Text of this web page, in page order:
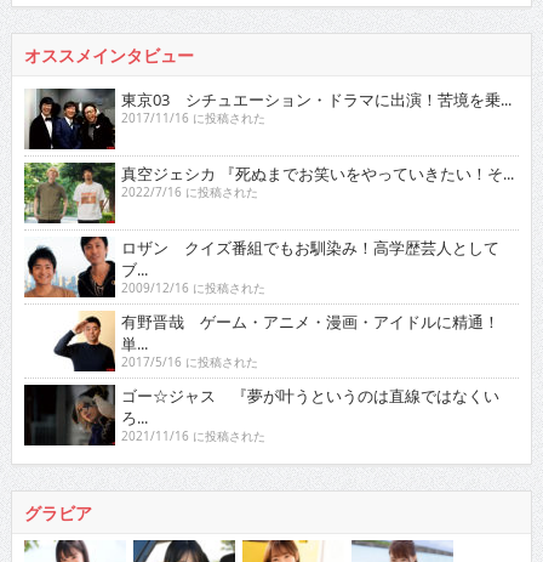
オススメインタビュー
東京03 シチュエーション・ドラマに出演！苦境を乗...
2017/11/16 に投稿された
真空ジェシカ 『死ぬまでお笑いをやっていきたい！そ...
2022/7/16 に投稿された
ロザン クイズ番組でもお馴染み！高学歴芸人として
ブ...
2009/12/16 に投稿された
有野晋哉 ゲーム・アニメ・漫画・アイドルに精通！
単...
2017/5/16 に投稿された
ゴー☆ジャス 『夢が叶うというのは直線ではなくい
ろ...
2021/11/16 に投稿された
グラビア